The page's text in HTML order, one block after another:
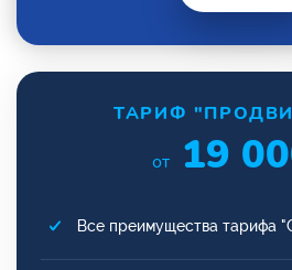
ТАРИФ
от 19
Все преимущества тарифа